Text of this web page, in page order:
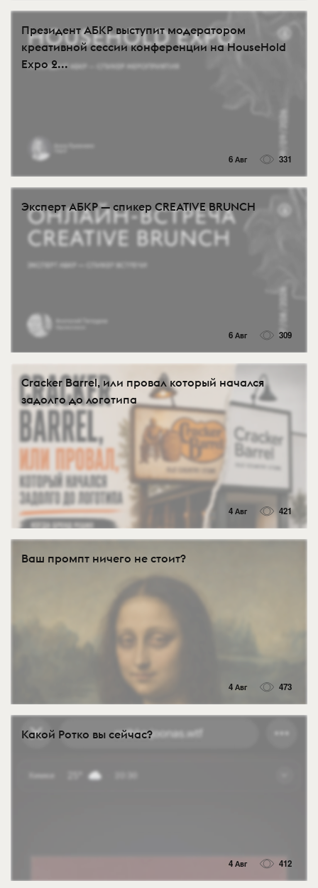
Президент АБКР выступит модератором
креативной сессии конференции на HouseHold
Expo 2...
6 Авг 331
Эксперт АБКР — спикер CREATIVE BRUNCH
6 Авг 309
Cracker Barrel, или провал который начался
задолго до логотипа
4 Авг 421
Ваш промпт ничего не стоит?
4 Авг 473
Какой Ротко вы сейчас?
4 Авг 412